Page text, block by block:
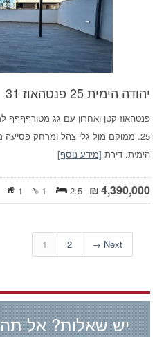
יהודה הימית 25 פנטהאוז 31
פנטהאוז קטן ואחרון עם גג מטורףףףף
25. ממוקם מול גלי צהל ומרחק
הימית. דירת [מידע נוסף]
2.5
1
1 ₪4,390,000
1 2 Next →
יש שאלות? אל